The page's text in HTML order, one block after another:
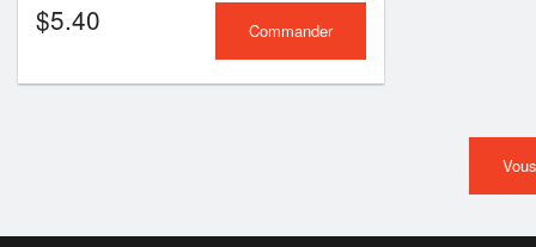
$5.40 Commander